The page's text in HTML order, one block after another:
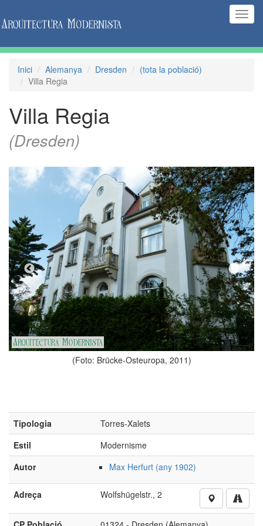
Inici Alemanya Dresden
(tota la població)
Villa Regia
Villa Regia
(Dresden)
Tipologia
Torres-Xalets
Estil
Modernisme
Autor
Max Herfurt (any 1902)
Adreça Wolfshügelstr., 2
CP Població 01324 - Dresden (Alemanya)